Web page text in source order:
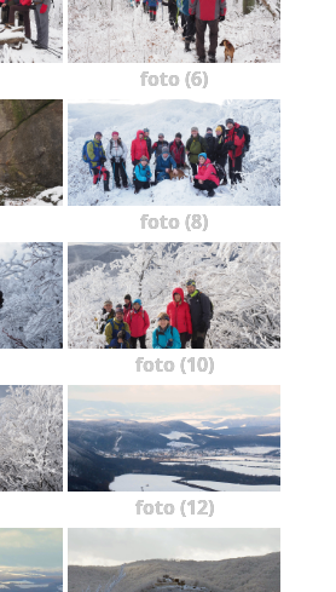
foto (6)
foto (8)
foto (10)
foto (12)